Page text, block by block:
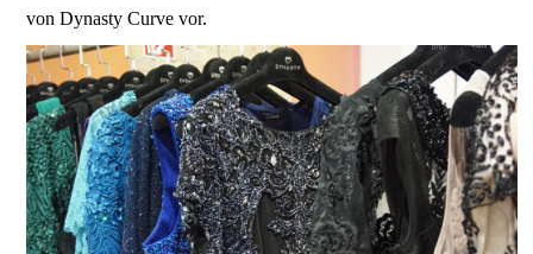
von Dynasty Curve vor.